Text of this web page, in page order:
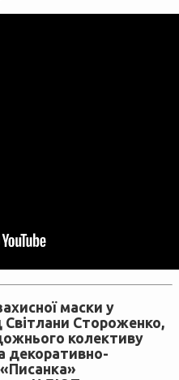
маски у
Світлани Стороженко,
колективу
декоративно-